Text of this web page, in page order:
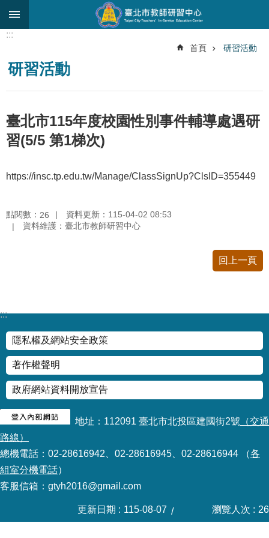
跳到主要內容區塊
搜
尋
於
中
心
究
研
商
輔
導
支
持
服
務
教
學
資
源
資
:::
首頁 研習活動
研習活動
臺北市115年度校園性別事件輔導處遇研
習(5/5 第1梯次)
https://insc.tp.edu.tw/Manage/ClassSignUp?ClsID=355449
點閱數： 26
資料更新：115-04-02 08:53
資料維護：臺北市教師研習中心
回上一頁
:::
隱私權及網站安全政策
著作權聲明
政府網站資料開放宣告
地址：112091 臺北市北投區建國街2號 （交通
路線）
總機電話：02-28616942、02-28616945、02-28616944 （各
組室分機電話）
客服信箱：gtyh2016@gmail.com
更新日期 115-08-07 瀏覽人次 26